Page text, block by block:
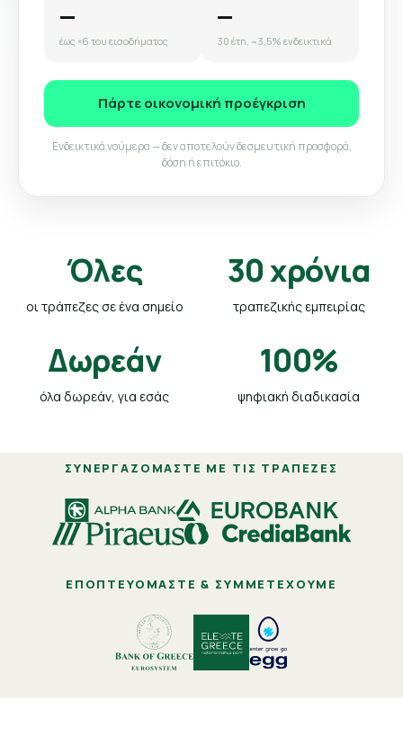
—
έως ×6 του εισοδήματος
—
30 έτη, ~3,5% ενδεικτικά
Πάρτε οικονομική προέγκριση
Ενδεικτικά νούμερα — δεν αποτελούν δεσμευτική προσφορά,
δόση ή επιτόκιο.
Όλες
οι τράπεζες σε ένα σημείο
30 χρόνια
τραπεζικής εμπειρίας
Δωρεάν
όλα δωρεάν, για εσάς
100%
ψηφιακή διαδικασία
ΣΥΝΕΡΓΑΖΌΜΑΣΤΕ ΜΕ ΤΙΣ ΤΡΆΠΕΖΕΣ
ΕΠΟΠΤΕΥΌΜΑΣΤΕ & ΣΥΜΜΕΤΈΧΟΥΜΕ